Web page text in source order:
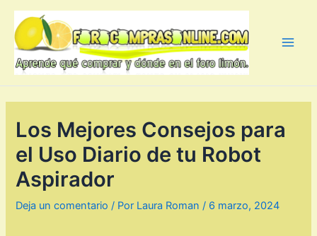
contenido
Los Mejores Consejos para
el Uso Diario de tu Robot
Aspirador
Deja un comentario / Por Laura Roman / 6 marzo, 2024